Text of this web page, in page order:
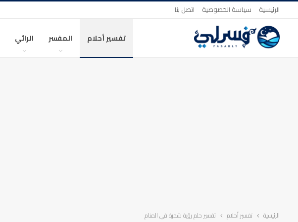
الرئيسية سياسة الخصوصية اتصل بنا
تفسير أحلام المفسر الرائي
الرئيسية تفسير أحلام تفسير حلم رؤية شجرة في المنام